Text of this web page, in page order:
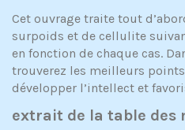
Cet ouvrage traite tout
surpoids et de cellulite
en fonction de chaque cas.
trouverez les meilleurs
développer l’intellect et
extrait de la table des